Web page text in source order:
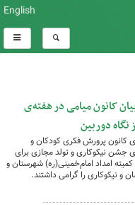
English
کانون میامی در هفته‌ی
نگاه دوربین
کانون پرورش فکری کودکان و
جشن نیکوکاری و تولد مجازی برای
امداد امام‌خمینی(ره) شهرستان و
و نیکوکاری را گرامی داشتند.